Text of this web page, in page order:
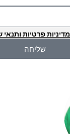
מדיניות פרטיות ותנאי
שליחה